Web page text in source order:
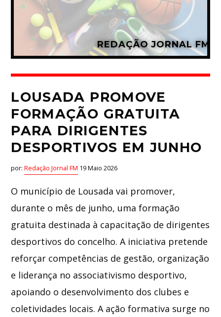
REDAÇÃO JORNAL FM
LOUSADA PROMOVE
FORMAÇÃO GRATUITA
PARA DIRIGENTES
DESPORTIVOS EM JUNHO
por:Redação Jornal FM 19 Maio 2026
O município de Lousada vai promover,
durante o mês de junho, uma formação
gratuita destinada à capacitação de dirigentes
desportivos do concelho. A iniciativa pretende
reforçar competências de gestão, organização
e liderança no associativismo desportivo,
apoiando o desenvolvimento dos clubes e
coletividades locais. A ação formativa surge no